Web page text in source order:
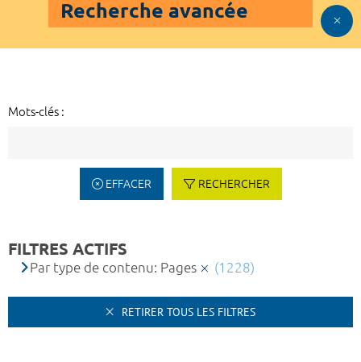
Recherche avancée
Mots-clés :
EFFACER RECHERCHER
FILTRES ACTIFS
Par type de contenu: Pages (1228)
RETIRER TOUS LES FILTRES